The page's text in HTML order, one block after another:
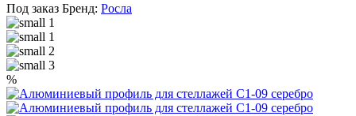
Под заказ Бренд: Росла
%